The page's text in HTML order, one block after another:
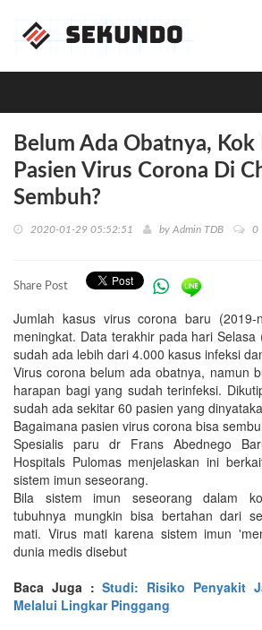
Belum Ada Obatnya, Kok
Pasien Virus Corona Di
Sembuh?
2020-01-29 05:52:51 by Admin TDB 0
Share Post
Jumlah kasus virus corona baru
meningkat. Data terakhir pada hari
sudah ada lebih dari 4.000 kasus infeksi
Virus corona belum ada obatnya, namun
harapan bagi yang sudah terinfeksi.
sudah ada sekitar 60 pasien yang
Bagaimana pasien virus corona bisa
Spesialis paru dr Frans Abednego
Hospitals Pulomas menjelaskan ini
sistem imun seseorang.
Bila sistem imun seseorang dalam
tubuhnya mungkin bisa bertahan dari
mati. Virus mati karena sistem imun
dunia medis disebut
Baca Juga :Studi: Risiko Penyakit
Melalui Lingkar Pinggang